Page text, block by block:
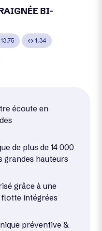
BI-
13.75 1.34
écoute en
de plus de 14 000
grandes hauteurs
grâce à une
intégrées
préventive &